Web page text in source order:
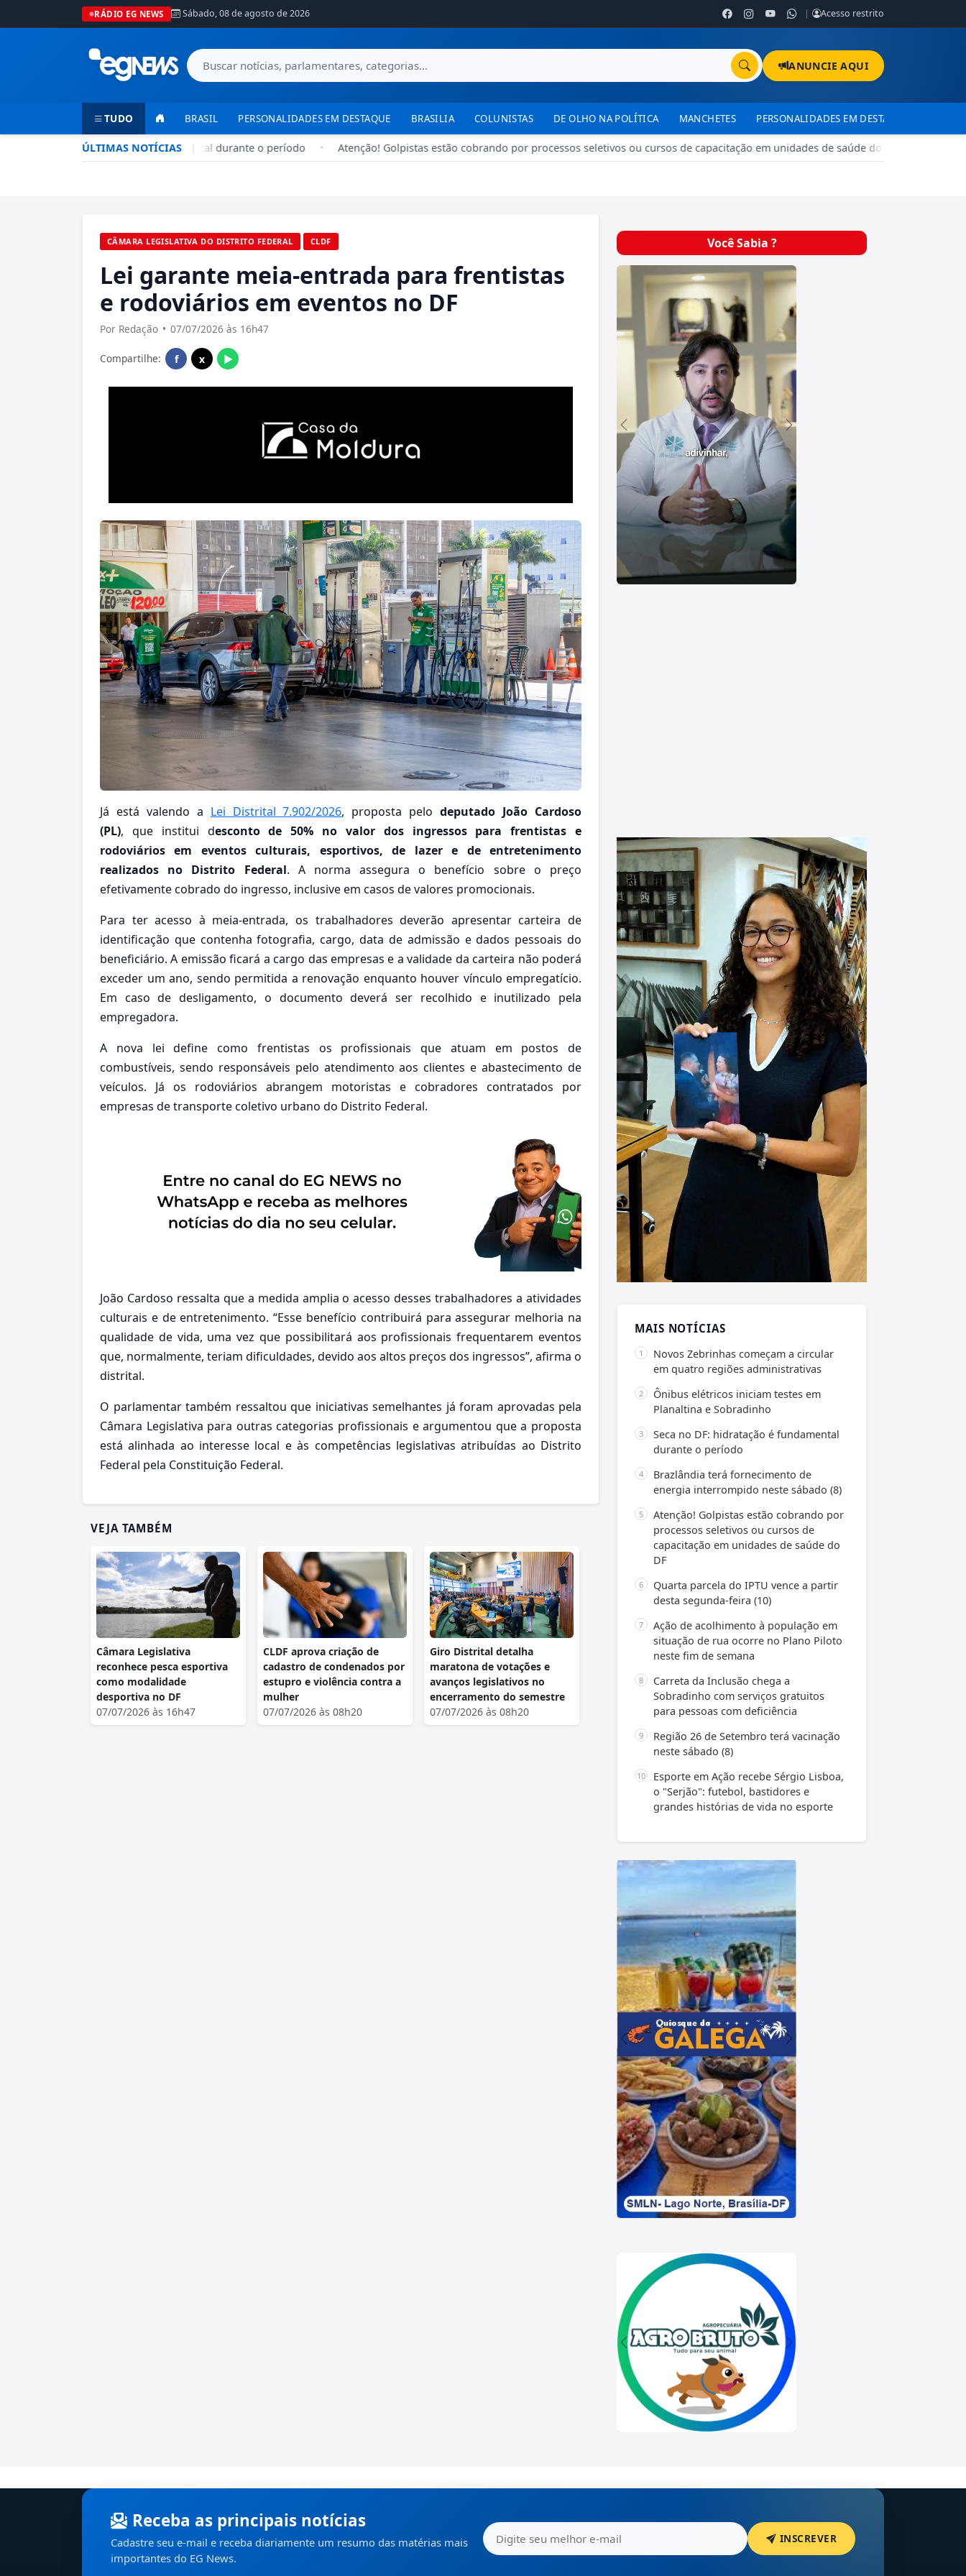
RÁDIO EG NEWS Sábado, 08 de agosto de 2026 | Acesso restrito
ANUNCIE AQUI
TUDO BRASIL PERSONALIDADES EM DESTAQUE BRASILIA COLUNISTAS DE OLHO NA POLÍTICA MANCHETES PERSONALIDADES EM DESTAQUE
ÚLTIMAS NOTÍCIAS |
Seca no DF: hidratação é fundamental durante o período Atenção! Golpistas estão cobrando por processos seletivos ou cursos de capacitação em unidades de saúde do DF
CÂMARA LEGISLATIVA DO DISTRITO FEDERAL CLDF
Lei garante meia-entrada para frentistas
e rodoviários em eventos no DF
Por Redação • 07/07/2026 às 16h47
Compartilhe: f x ▶
Já está valendo a Lei Distrital 7.902/2026, proposta pelodeputado João Cardoso
(PL), que institui desconto de 50% no valor dos ingressos para frentistas e
rodoviários em eventos culturais, esportivos, de lazer e de entretenimento
realizados no Distrito Federal. A norma assegura o benefício sobre o preço
efetivamente cobrado do ingresso, inclusive em casos de valores promocionais.
Para ter acesso à meia-entrada, os trabalhadores deverão apresentar carteira de
identificação que contenha fotografia, cargo, data de admissão e dados pessoais do
beneficiário. A emissão ficará a cargo das empresas e a validade da carteira não poderá
exceder um ano, sendo permitida a renovação enquanto houver vínculo empregatício.
Em caso de desligamento, o documento deverá ser recolhido e inutilizado pela
empregadora.
A nova lei define como frentistas os profissionais que atuam em postos de
combustíveis, sendo responsáveis pelo atendimento aos clientes e abastecimento de
veículos. Já os rodoviários abrangem motoristas e cobradores contratados por
empresas de transporte coletivo urbano do Distrito Federal.
João Cardoso ressalta que a medida amplia o acesso desses trabalhadores a atividades
culturais e de entretenimento. “Esse benefício contribuirá para assegurar melhoria na
qualidade de vida, uma vez que possibilitará aos profissionais frequentarem eventos
que, normalmente, teriam dificuldades, devido aos altos preços dos ingressos”, afirma o
distrital.
O parlamentar também ressaltou que iniciativas semelhantes já foram aprovadas pela
Câmara Legislativa para outras categorias profissionais e argumentou que a proposta
está alinhada ao interesse local e às competências legislativas atribuídas ao Distrito
Federal pela Constituição Federal.
VEJA TAMBÉM
Câmara Legislativa
reconhece pesca esportiva
como modalidade
desportiva no DF
07/07/2026 às 16h47
CLDF aprova criação de
cadastro de condenados por
estupro e violência contra a
mulher
07/07/2026 às 08h20
Giro Distrital detalha
maratona de votações e
avanços legislativos no
encerramento do semestre
07/07/2026 às 08h20
Você Sabia ?
MAIS NOTÍCIAS
Novos Zebrinhas começam a circular
em quatro regiões administrativas
Ônibus elétricos iniciam testes em
Planaltina e Sobradinho
Seca no DF: hidratação é fundamental
durante o período
Brazlândia terá fornecimento de
energia interrompido neste sábado (8)
Atenção! Golpistas estão cobrando por
processos seletivos ou cursos de
capacitação em unidades de saúde do
DF
Quarta parcela do IPTU vence a partir
desta segunda-feira (10)
Ação de acolhimento à população em
situação de rua ocorre no Plano Piloto
neste fim de semana
Carreta da Inclusão chega a
Sobradinho com serviços gratuitos
para pessoas com deficiência
Região 26 de Setembro terá vacinação
neste sábado (8)
Esporte em Ação recebe Sérgio Lisboa,
o "Serjão": futebol, bastidores e
grandes histórias de vida no esporte
Receba as principais notícias
Cadastre seu e-mail e receba diariamente um resumo das matérias mais
importantes do EG News.
INSCREVER